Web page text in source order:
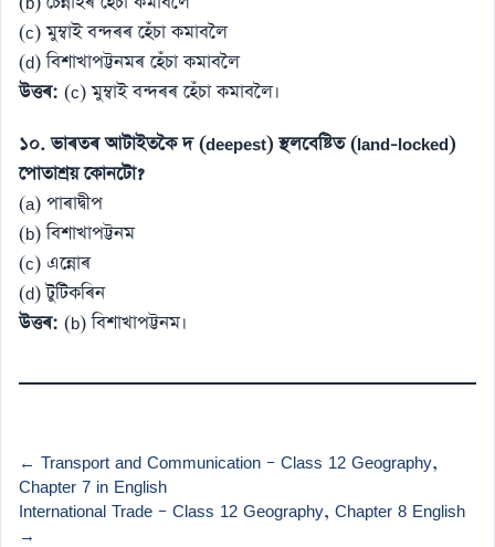
(c) মুম্বাই বন্দৰৰ হেঁচা কমাবলৈ
(d) বিশাখাপট্টনমৰ হেঁচা কমাবলৈ
উত্তৰ: (c) মুম্বাই বন্দৰৰ হেঁচা কমাবলৈ।
১০. ভাৰতৰ আটাইতকৈ দ (deepest) স্থলবেষ্টিত (land-locked)
পোতাশ্ৰয় কোনটো?
(a) পাৰাদ্বীপ
(b) বিশাখাপট্টনম
(c) এন্নোৰ
(d) টুটিকৰিন
উত্তৰ: (b) বিশাখাপট্টনম।
← Transport and Communication – Class 12 Geography,
Chapter 7 in English
International Trade – Class 12 Geography, Chapter 8 English
→